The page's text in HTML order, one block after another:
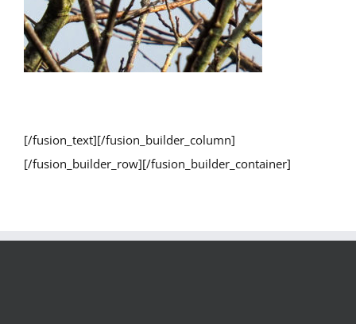
[/fusion_text][/fusion_builder_column]
[/fusion_builder_row][/fusion_builder_container]